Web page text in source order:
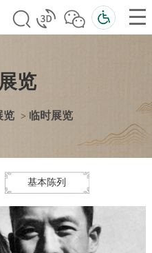
览
览 > 临时展览
基本陈列